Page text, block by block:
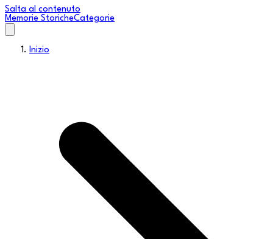
Salta al contenuto
Memorie StoricheCategorie
Inizio